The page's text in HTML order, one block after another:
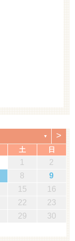
▼ >
土 日
1
2
8
9
15
16
22
23
29
30